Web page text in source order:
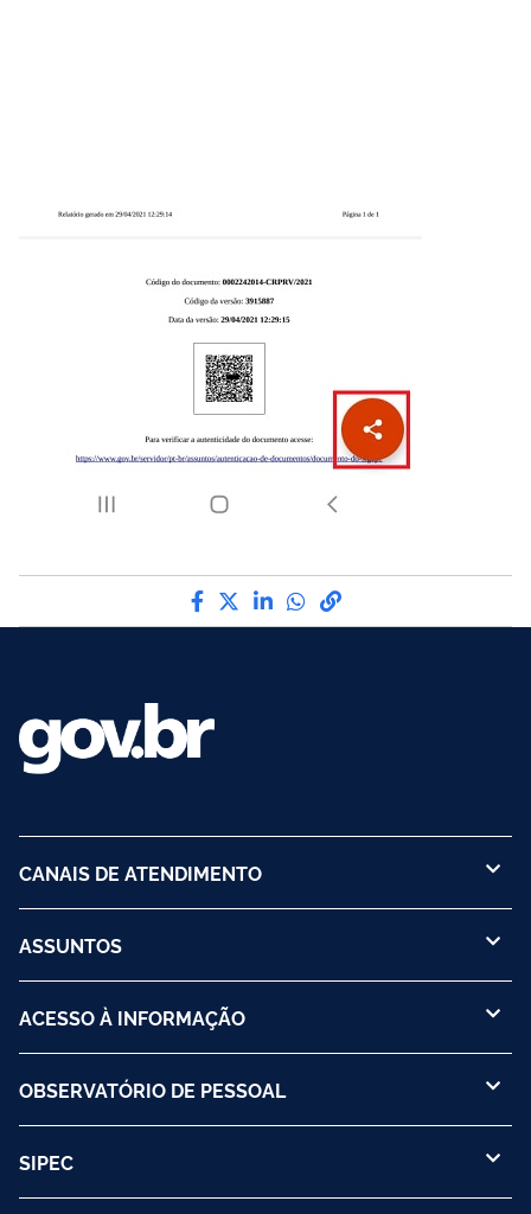
Compartilhe por Facebook
Compartilhe por Twitter
Compartilhe por
Compartilhe por
link para Copiar
CANAIS DE ATENDIMENTO
ASSUNTOS
ACESSO À INFORMAÇÃO
OBSERVATÓRIO DE PESSOAL
SIPEC